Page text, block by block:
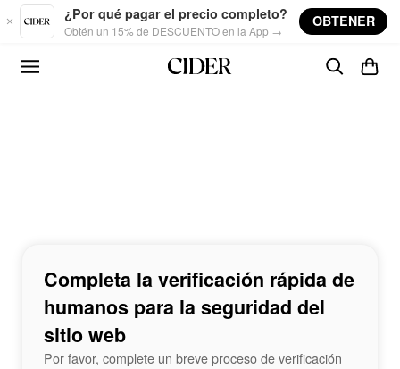
Skip to main content
¿Por qué pagar el precio completo?
Obtén un 15% de DESCUENTO en la App →
OBTENER
Completa la verificación rápida de
humanos para la seguridad del
sitio web
Por favor, complete un breve proceso de verificación